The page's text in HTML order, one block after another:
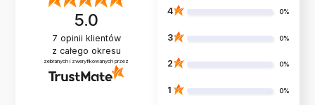
5.0
7 opinii klientów
z całego okresu
zebranych i zweryfikowanych przez
4 0%
3 0%
2 0%
1 0%